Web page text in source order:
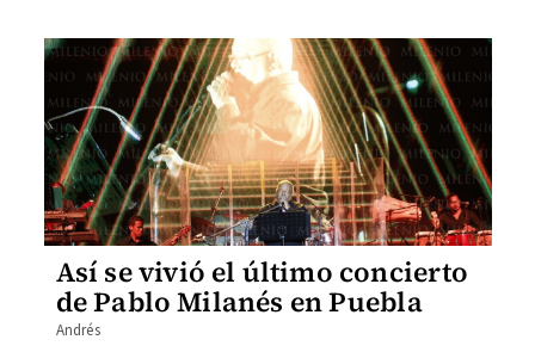
Así se vivió el último concierto
de Pablo Milanés en Puebla
Andrés